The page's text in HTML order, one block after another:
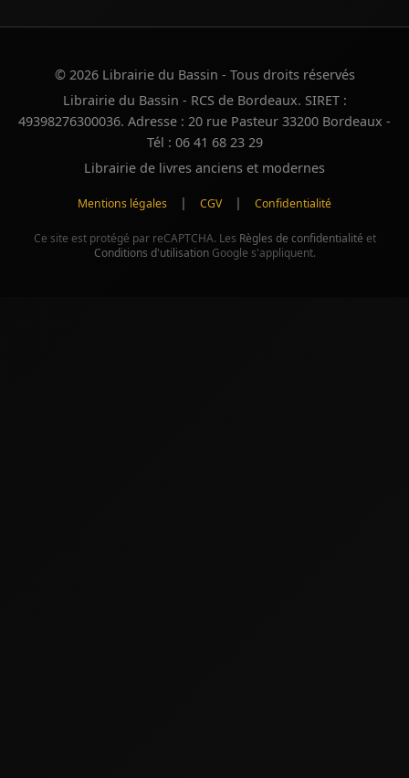
© 2026 Librairie du Bassin - Tous droits réservés
Librairie du Bassin - RCS de Bordeaux. SIRET :
49398276300036. Adresse : 20 rue Pasteur 33200 Bordeaux -
Tél : 06 41 68 23 29
Librairie de livres anciens et modernes
Mentions légales | CGV | Confidentialité
Ce site est protégé par reCAPTCHA. Les Règles de confidentialité et
Conditions d'utilisationGoogle s'appliquent.